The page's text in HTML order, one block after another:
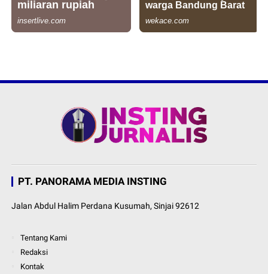
PT. PANORAMA MEDIA INSTING
Jalan Abdul Halim Perdana Kusumah, Sinjai 92612
Tentang Kami
Redaksi
Kontak